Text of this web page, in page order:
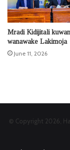
Mradi Kidijitali
wanawake Lakimoja
June 11, 2026
© Copyright 2026,